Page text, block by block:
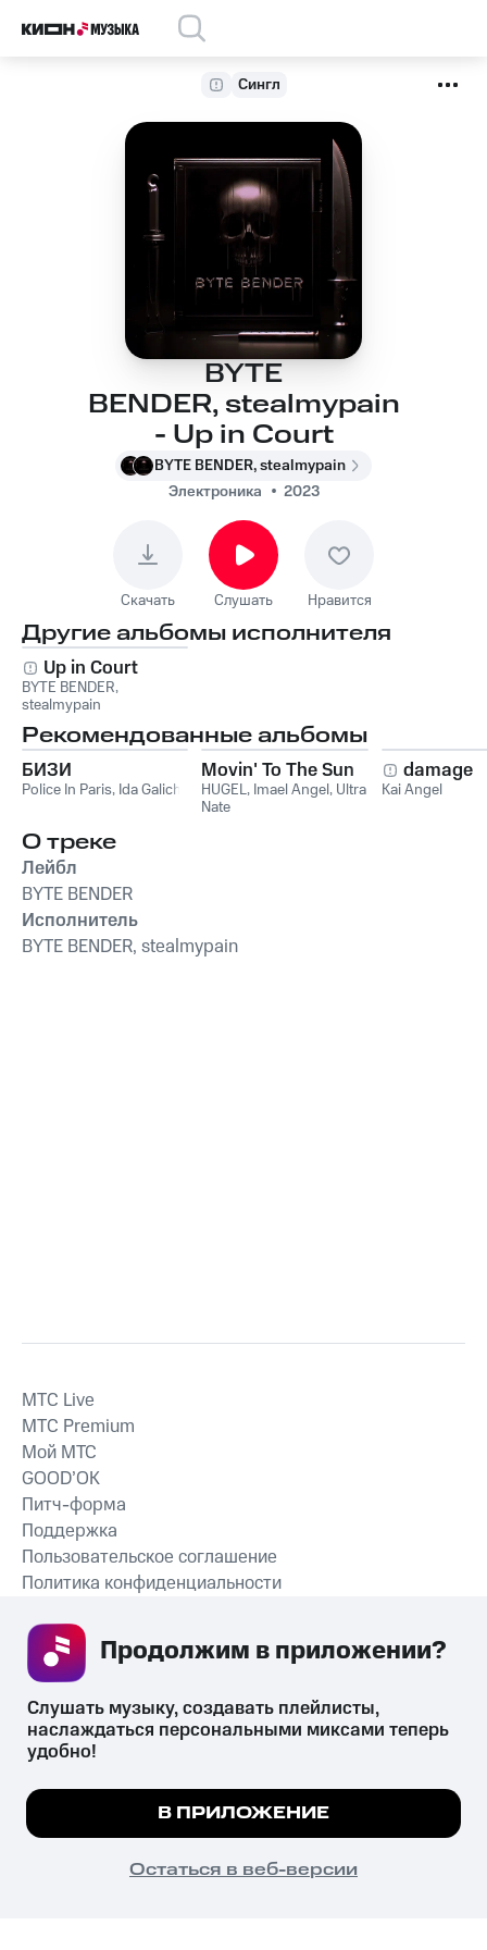
Сингл
BYTE
BENDER, stealmypain
- Up in Court
BYTE BENDER, stealmypain
Электроника
2023
Скачать Слушать Нравится
Другие альбомы исполнителя
Up in Court
BYTE BENDER,
stealmypain
Рекомендованные альбомы
БИЗИ
Police In Paris, Ida Galich
Movin' To The Sun
HUGEL, Imael Angel, Ultra
Nate
damage
Kai Angel
О треке
Лейбл
BYTE BENDER
Исполнитель
BYTE BENDER, stealmypain
СКАЧАТЬ ПРИЛОЖЕНИЕ
MTС Live
MTС Premium
Мой МТС
GOOD’OK
Питч-форма
Поддержка
Пользовательское соглашение
Политика конфиденциальности
психотропных веществ, их аналогов причиняет вред здоровью,
их незаконный оборот запрещён и влечёт установленную
законодательством ответственность.
© 2026 ООО «КИОН».
Все права защищены
Мы используем куки, чтобы на сайте все
Подробнее
ПОНЯТНО
Слушать музыку, создавать плейлисты,
наслаждаться персональными миксами теперь
удобно!
В ПРИЛОЖЕНИЕ
Остаться в веб-версии